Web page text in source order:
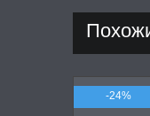
-24%